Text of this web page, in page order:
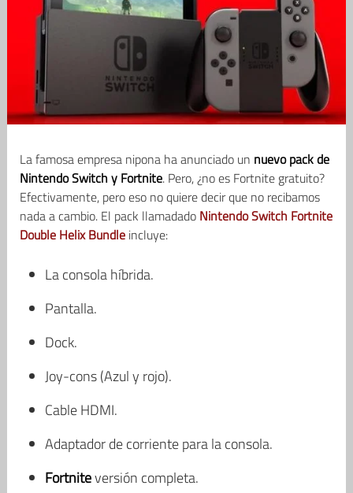
La famosa empresa nipona ha anunciado un nuevo pack de
Nintendo Switch y Fortnite. Pero, ¿no es Fortnite gratuito?
Efectivamente, pero eso no quiere decir que no recibamos
nada a cambio. El pack llamadado Nintendo Switch Fortnite
Double Helix Bundleincluye:
La consola híbrida.
Pantalla.
Dock.
Joy-cons (Azul y rojo).
Cable HDMI.
Adaptador de corriente para la consola.
Fortniteversión completa.